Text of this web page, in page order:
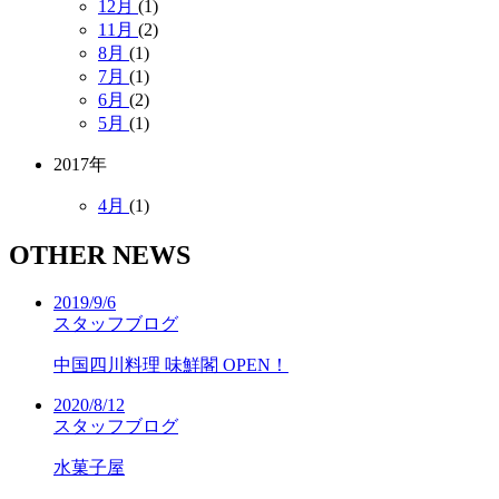
12月 (1)
11月 (2)
8月 (1)
7月 (1)
6月 (2)
5月 (1)
2017年
4月 (1)
OTHER NEWS
2019/9/6
スタッフブログ
中国四川料理 味鮮閣 OPEN！
2020/8/12
スタッフブログ
水菓子屋